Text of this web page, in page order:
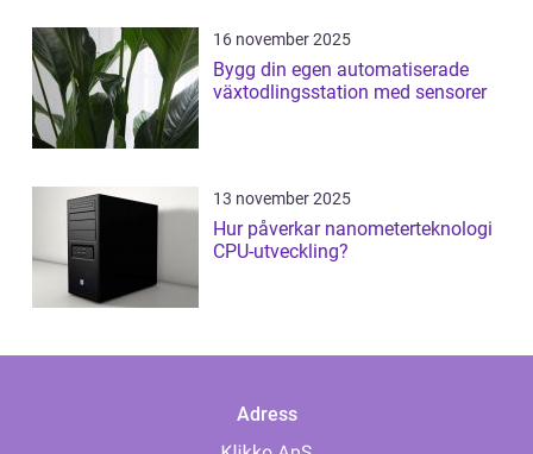
16 november 2025
Bygg din egen automatiserade
växtodlingsstation med sensorer
13 november 2025
Hur påverkar nanometerteknologi
CPU-utveckling?
Adress